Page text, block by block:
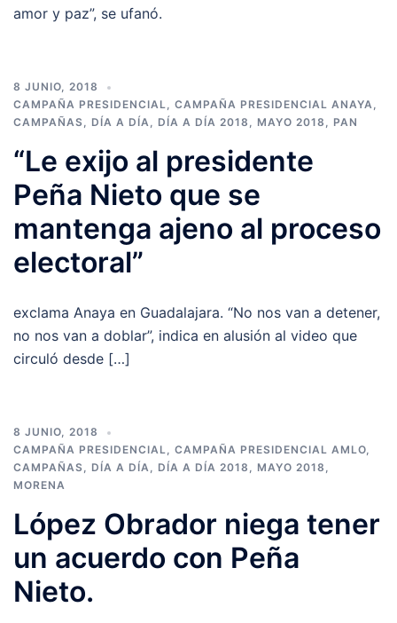
amor y paz”, se ufanó.
8 JUNIO, 2018
CAMPAÑA PRESIDENCIAL, CAMPAÑA PRESIDENCIAL ANAYA,
CAMPAÑAS, DÍA A DÍA, DÍA A DÍA 2018 , MAYO 2018 , PAN
“Le exijo al presidente
Peña Nieto que se
mantenga ajeno al proceso
electoral”
exclama Anaya en Guadalajara. “No nos van a detener,
no nos van a doblar”, indica en alusión al video que
circuló desde […]
8 JUNIO, 2018
CAMPAÑA PRESIDENCIAL, CAMPAÑA PRESIDENCIAL AMLO,
CAMPAÑAS, DÍA A DÍA, DÍA A DÍA 2018 , MAYO 2018 ,
MORENA
López Obrador niega tener
un acuerdo con Peña
Nieto.